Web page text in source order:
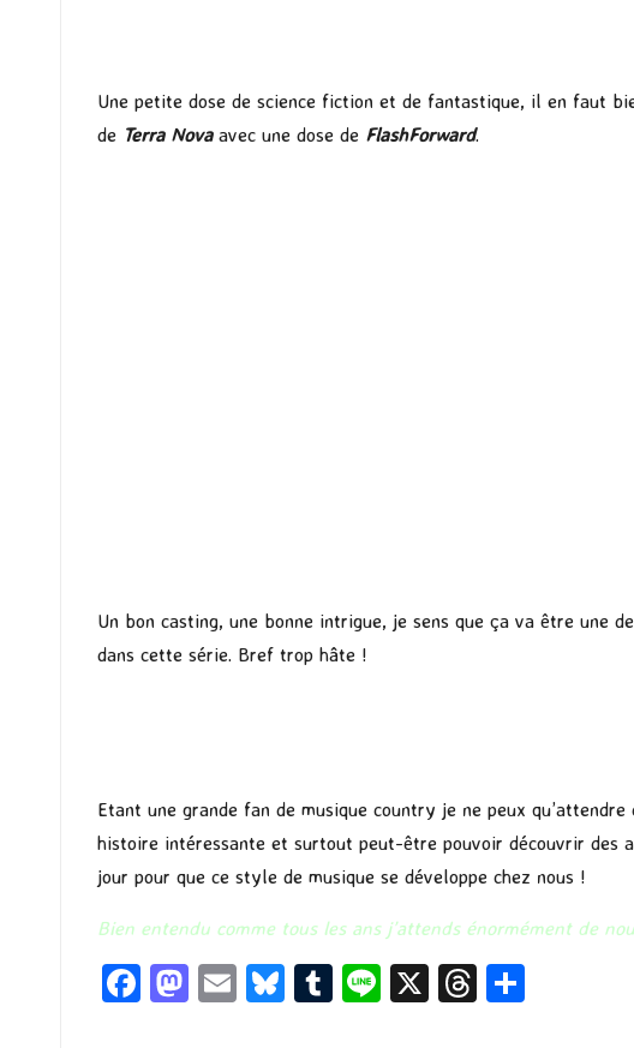
Une petite dose de science fiction et de fantastique, il en faut
de Terra Novaavec une dose de FlashForward.
Un bon casting, une bonne intrigue, je sens que ça va être une
dans cette série. Bref trop hâte !
Etant une grande fan de musique country je ne peux
histoire intéressante et surtout peut-être pouvoir découvrir des
jour pour que ce style de musique se développe chez nous !
Bien entendu comme tous les ans j’attends énormément de
Fa M E
Bl T
Li X
T